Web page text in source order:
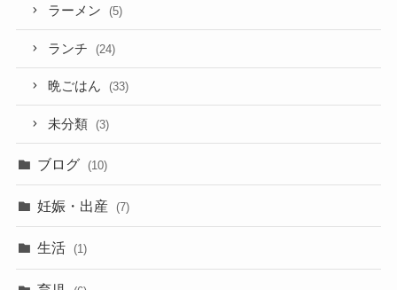
ラーメン (5)
ランチ (24)
晩ごはん (33)
未分類 (3)
ブログ (10)
妊娠・出産 (7)
生活 (1)